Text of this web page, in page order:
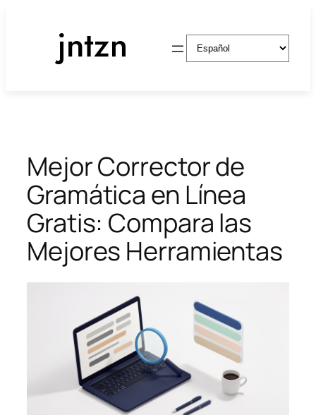
Elegir
un
Mejor Corrector de
Gramática en Línea
Gratis: Compara las
Mejores Herramientas